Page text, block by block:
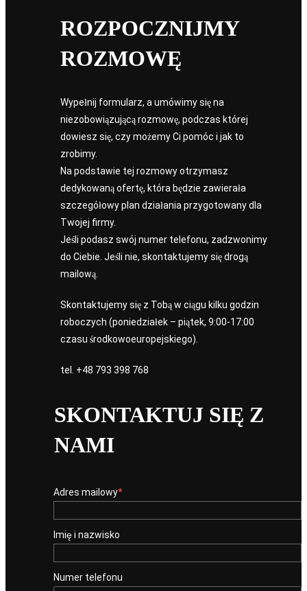
ROZPOCZNIJMY
ROZMOWĘ
Wypełnij formularz, a umówimy się na
niezobowiązującą rozmowę, podczas której
dowiesz się, czy możemy Ci pomóc i jak to
zrobimy.
Na podstawie tej rozmowy otrzymasz
dedykowaną ofertę, która będzie zawierała
szczegółowy plan działania przygotowany dla
Twojej firmy.
Jeśli podasz swój numer telefonu, zadzwonimy
do Ciebie. Jeśli nie, skontaktujemy się drogą
mailową.
Skontaktujemy się z Tobą w ciągu kilku godzin
roboczych (poniedziałek – piątek, 9:00-17:00
czasu środkowoeuropejskiego).
tel. +48 793 398 768
SKONTAKTUJ SIĘ Z
NAMI
Adres mailowy
Imię i nazwisko
Numer telefonu